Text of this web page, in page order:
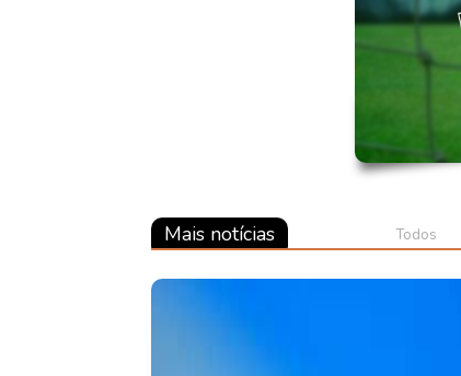
Mais notícias Todos